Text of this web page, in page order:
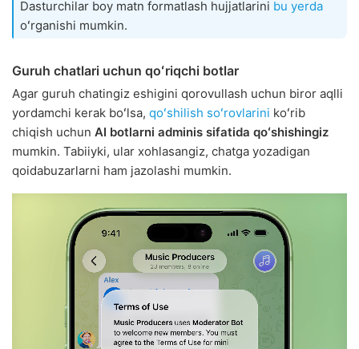
Dasturchilar boy matn formatlash hujjatlarini bu yerda
oʻrganishi mumkin.
Guruh chatlari uchun qoʻriqchi botlar
Agar guruh chatingiz eshigini qorovullash uchun biror aqlli
yordamchi kerak boʻlsa, qoʻshilish soʻrovlarini koʻrib
chiqish uchun AI botlarni adminis sifatida qoʻshishingiz
mumkin. Tabiiyki, ular xohlasangiz, chatga yozadigan
qoidabuzarlarni ham jazolashi mumkin.